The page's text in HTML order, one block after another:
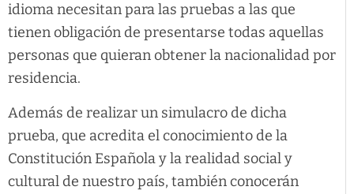
idioma necesitan para las pruebas a las que
tienen obligación de presentarse todas aquellas
personas que quieran obtener la nacionalidad por
residencia.
Además de realizar un simulacro de dicha
prueba, que acredita el conocimiento de la
Constitución Española y la realidad social y
cultural de nuestro país, también conocerán